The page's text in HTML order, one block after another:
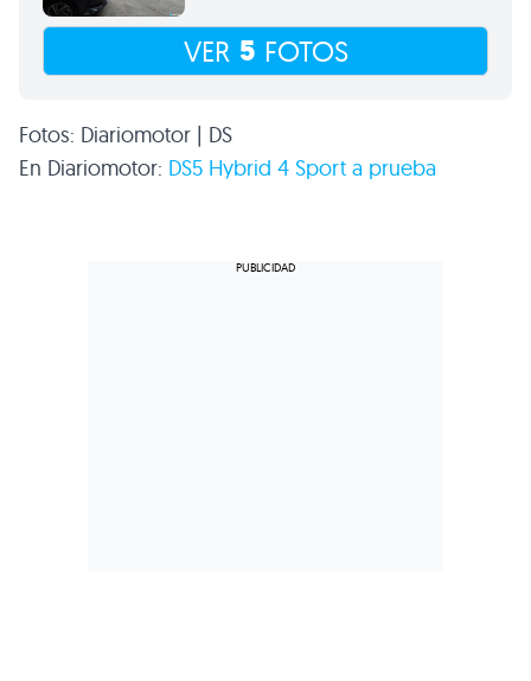
VER 5 FOTOS
Fotos: Diariomotor | DS
En Diariomotor: DS5 Hybrid 4 Sport a prueba